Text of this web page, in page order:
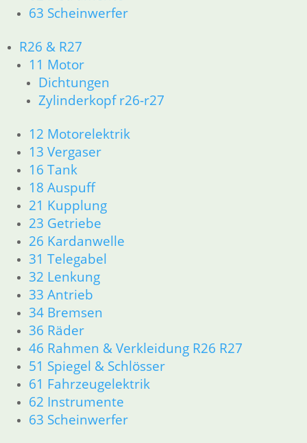
63 Scheinwerfer
R26 & R27
11 Motor
Dichtungen
Zylinderkopf r26-r27
12 Motorelektrik
13 Vergaser
16 Tank
18 Auspuff
21 Kupplung
23 Getriebe
26 Kardanwelle
31 Telegabel
32 Lenkung
33 Antrieb
34 Bremsen
36 Räder
46 Rahmen & Verkleidung R26 R27
51 Spiegel & Schlösser
61 Fahrzeugelektrik
62 Instrumente
63 Scheinwerfer
Reifenluftdruck
GS + Basic
7,90€
Artikelnummer:
1457780
zzgl.
Versandkosten
In den
Warenkorb
2324890
Normalschlüssel
Rohling
10,50€
Artikelnummer:
9062680
inkl. MwSt.
Hinweisschild
90
7,80